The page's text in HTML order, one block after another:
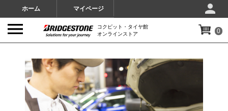
ホーム マイページ
コクピット・タイヤ館
オンラインストア
0